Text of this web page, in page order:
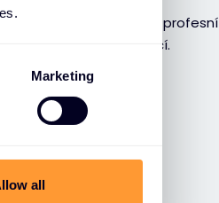
Marketing
all
profesní e-mail, profesní
marketingových akcí.